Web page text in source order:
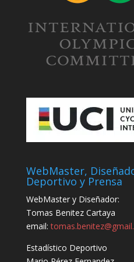
WebMaster,
Deportivo y Prensa
WebMaster y Diseñador:
Tomas Benitez Cartaya
email:
Estadístico Deportivo